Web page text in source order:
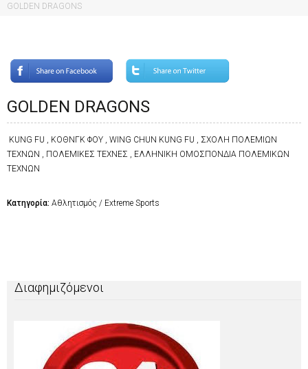
GOLDEN DRAGONS
GOLDEN DRAGONS
KUNG FU , ΚΟΘΝΓΚ ΦΟΥ , WING CHUN KUNG FU , ΣΧΟΛΗ ΠΟΛΕΜΙΩΝ
ΤΕΧΝΩΝ , ΠΟΛΕΜΙΚΕΣ ΤΕΧΝΕΣ , ΕΛΛΗΝΙΚΗ ΟΜΟΣΠΟΝΔΙΑ ΠΟΛΕΜΙΚΩΝ
ΤΕΧΝΩΝ
Κατηγορία: Αθλητισμός / Extreme Sports
Διαφημιζόμενοι